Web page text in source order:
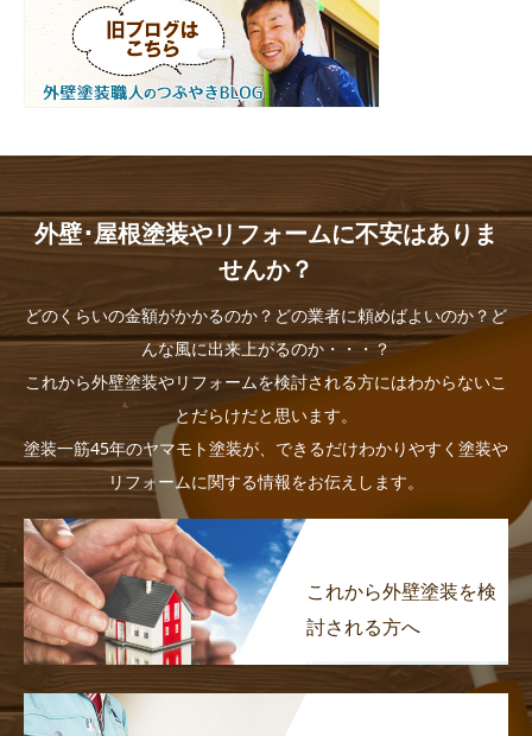
外壁･屋根塗装やリフォームに不安はありま
せんか？
どのくらいの金額がかかるのか？どの業者に頼めばよいのか？ど
んな風に出来上がるのか・・・？
これから外壁塗装やリフォームを検討される方にはわからないこ
とだらけだと思います。
塗装一筋45年のヤマモト塗装が、できるだけわかりやすく塗装や
リフォームに関する情報をお伝えします。
これから外壁塗装を検
討される方へ